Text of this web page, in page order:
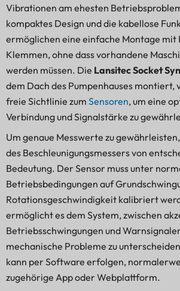
Vibrationen am ehesten
kompaktes Design und die kabellose
ermöglichen eine einfache Montage
Klemmen, ohne dass vorhandene
werden müssen. Die Lansitec Socket
dem Dach des Pumpenhauses montiert,
freie Sichtlinie zum Sensoren, um eine
Verbindung und Signalstärke zu
Um genaue Messwerte zu
des Beschleunigungsmessers von
Bedeutung. Der Sensor muss unter
Betriebsbedingungen auf
Rotationsgeschwindigkeit kalibriert
ermöglicht es dem System, zwischen
Betriebsschwingungen und
mechanische Probleme zu
kann per Software erfolgen,
zugehörige App oder Webplattform.